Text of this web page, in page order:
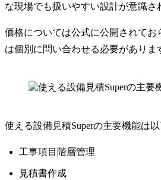
な現場でも扱いやすい設計が意識さ
価格については公式に公開されてお
は個別に問い合わせる必要がありま
使える設備見積Superの主要機能は以
工事項目階層管理
見積書作成